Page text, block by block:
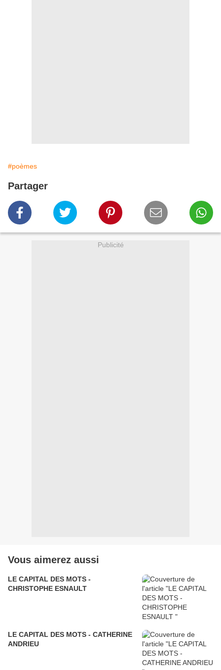
#poèmes
Partager
Publicité
Vous aimerez aussi
LE CAPITAL DES MOTS -
CHRISTOPHE ESNAULT
LE CAPITAL DES MOTS - CATHERINE
ANDRIEU